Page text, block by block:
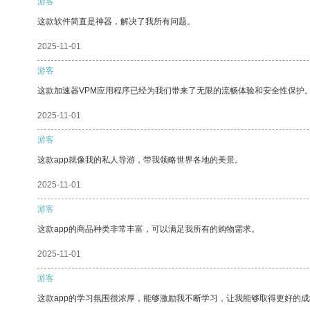
这款软件简直是神器，解决了我所有问题。
2025-11-01
游客
这款加速器VPM应用程序已经为我们带来了无限的流畅体验和安全性保护
2025-11-01
游客
这款app就像我的私人导游，带我领略世界各地的美景。
2025-11-01
游客
这款app的商品种类非常丰富，可以满足我所有的购物需求。
2025-11-01
游客
这款app的学习氛围很浓厚，能够激励我不断学习，让我能够取得更好的